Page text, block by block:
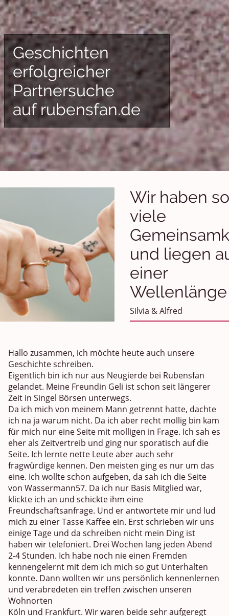
Geschichten
erfolgreicher
Partnersuche
auf rubensfan.de
Wir haben so
viele
und liegen
einer
Wellenlänge
Silvia & Alfred
Hallo zusammen, ich möchte heute auch unsere
Geschichte schreiben.
Eigentlich bin ich nur aus Neugierde bei Rubensfan
gelandet. Meine Freundin Geli ist schon seit längerer
Zeit in Singel Börsen unterwegs.
Da ich mich von meinem Mann getrennt hatte, dachte
ich na ja warum nicht. Da ich aber recht mollig bin kam
für mich nur eine Seite mit molligen in Frage. Ich sah es
eher als Zeitvertreib und ging nur sporatisch auf die
Seite. Ich lernte nette Leute aber auch sehr
fragwürdige kennen. Den meisten ging es nur um das
eine. Ich wollte schon aufgeben, da sah ich die Seite
von Wassermann57. Da ich nur Basis Mitglied war,
klickte ich an und schickte ihm eine
Freundschaftsanfrage. Und er antwortete mir und lud
mich zu einer Tasse Kaffee ein. Erst schrieben wir uns
einige Tage und da schreiben nicht mein Ding ist
haben wir telefoniert. Drei Wochen lang jeden Abend
2-4 Stunden. Ich habe noch nie einen Fremden
kennengelernt mit dem ich mich so gut Unterhalten
konnte. Dann wollten wir uns persönlich kennenlernen
und verabredeten ein treffen zwischen unseren
Wohnorten
Köln und Frankfurt. Wir waren beide sehr aufgeregt